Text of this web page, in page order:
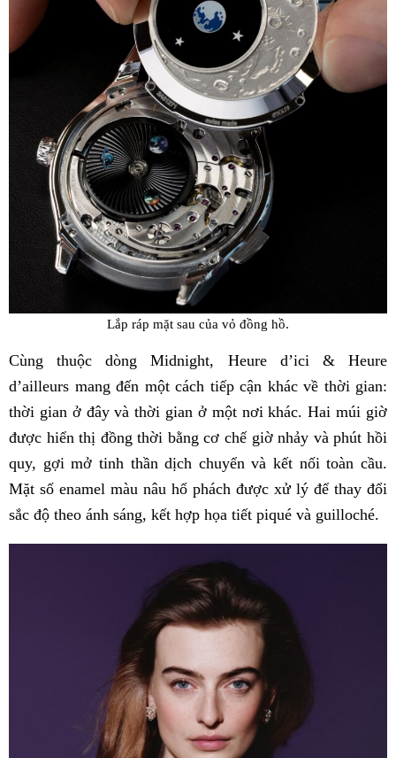
Lắp ráp mặt sau của vỏ đồng hồ.
Cùng thuộc dòng Midnight, Heure d’ici & Heure
d’ailleurs mang đến một cách tiếp cận khác về thời gian:
thời gian ở đây và thời gian ở một nơi khác. Hai múi giờ
được hiển thị đồng thời bằng cơ chế giờ nhảy và phút hồi
quy, gợi mở tinh thần dịch chuyển và kết nối toàn cầu.
Mặt số enamel màu nâu hổ phách được xử lý để thay đổi
sắc độ theo ánh sáng, kết hợp họa tiết piqué và guilloché.